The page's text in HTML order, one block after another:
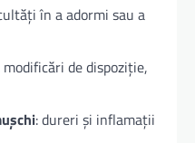
în a adormi sau a
modificări de dispoziție,
: dureri și inflamații